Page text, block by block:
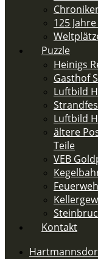
125
Puzzle
Heinigs
Gasthof
Luftbild
Luftbild
ältere
Teile​
VEB
Kontakt